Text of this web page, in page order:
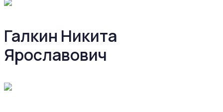
Галкин Никита
Ярославович